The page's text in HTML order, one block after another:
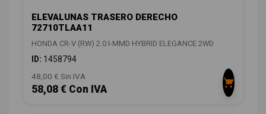
ELEVALUNAS TRASERO DERECHO
72710TLAA11
HONDA CR-V (RW) 2.0 I-MMD HYBRID ELEGANCE 2WD
ID: 1458794
48,00 € Sin IVA
58,08 € Con IVA